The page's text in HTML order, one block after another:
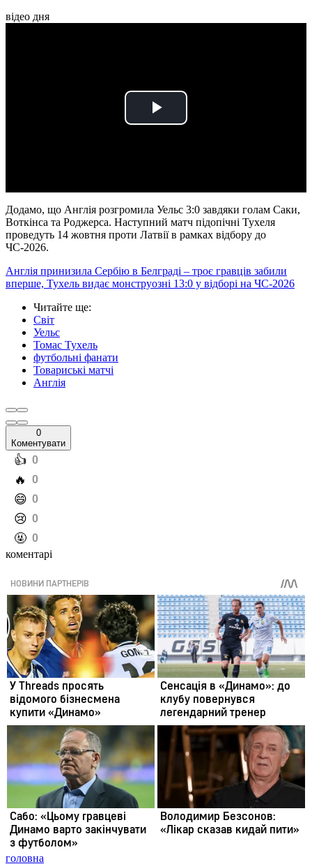
відео дня
Play
Додамо, що Англія розгромила Уельс 3:0 завдяки голам Саки,
Воткінса та Роджерса. Наступний матч підопічні Тухеля
проведуть 14 жовтня проти Латвії в рамках відбору до
ЧС-2026.
Англія принизила Сербію в Белграді – троє гравців забили
вперше, Тухель видає монструозні 13:0 у відборі на ЧС-2026
Читайте ще:
Світ
Уельс
Томас Тухель
футбольні фанати
Товариські матчі
Англія
0
Коментувати
️👍 0
️🔥 0
️😄 0
️😢 0
️🤬 0
коментарі
головна